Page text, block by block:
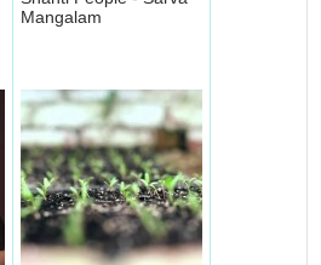
Mangalam